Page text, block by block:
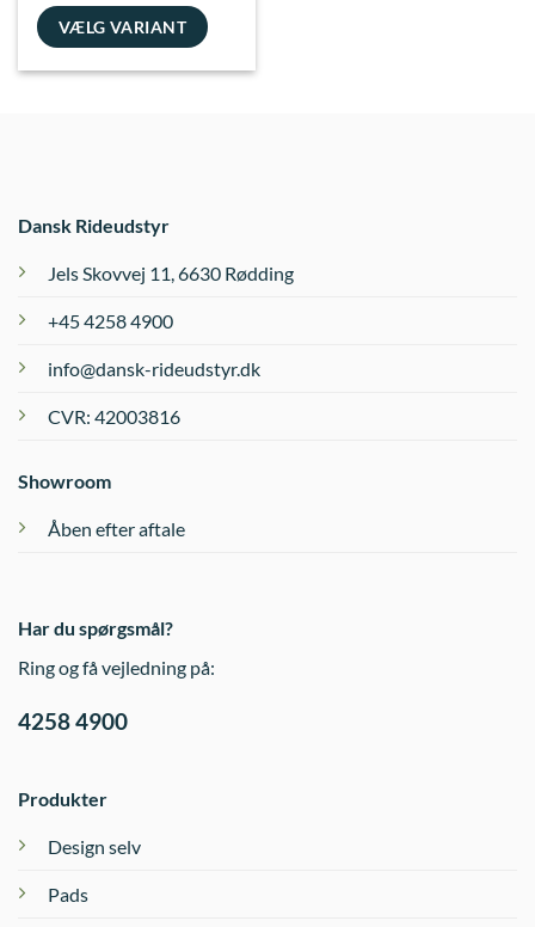
til
179,00 kr.
VÆLG VARIANT
vælges
varesiden
Dansk Rideudstyr
Jels Skovvej 11, 6630 Rødding
+45 4258 4900
info@dansk-rideudstyr.dk
CVR: 42003816
Showroom
Åben efter aftale
Produkter
Design selv
Pads
Har du spørgsmål?
Ring og få vejledning på:
4258 4900